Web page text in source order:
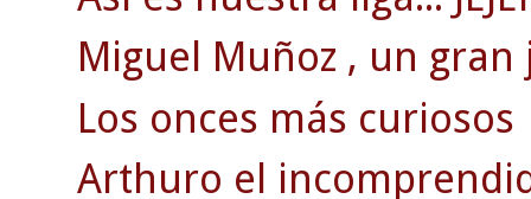
Miguel Muñoz , un
Los onces más curiosos
Arthuro el